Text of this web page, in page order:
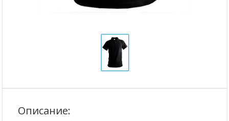
Описание: